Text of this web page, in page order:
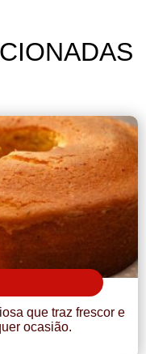
que traz frescor e
ocasião.